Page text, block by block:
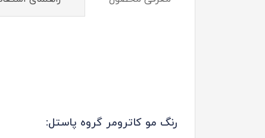
رنگ مو کاترومر گروه پاستل: